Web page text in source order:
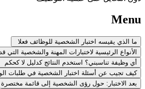
Menu
ما الذي يقيسه اختبار الشخصية للوظائف فعلا
الأنواع الرئيسية لاختبارات المهنة والشخصية التي
أي وظيفة تناسبني؟ استخدم النتائج كدليل لا كحكم
كيف تجيب عن أسئلة اختبار الشخصية في طلبات
بعد الاختبار: حول رؤى الشخصية إلى قائمة